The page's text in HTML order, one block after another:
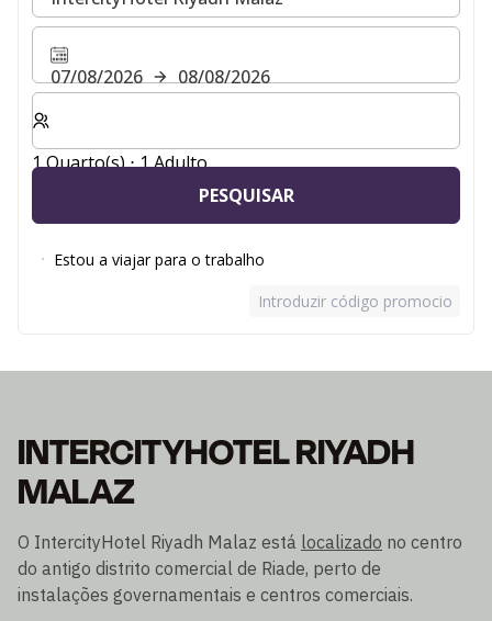
07/08/2026
08/08/2026
Selecionar o número de quartos e de hóspedes para a
1 Quarto(s) ⋅ 1 Adulto
PESQUISAR
Estou a viajar para o trabalho
Introduzir código promocional
INTERCITYHOTEL RIYADH
MALAZ
O IntercityHotel Riyadh Malaz está localizado no centro
do antigo distrito comercial de Riade, perto de
instalações governamentais e centros comerciais.